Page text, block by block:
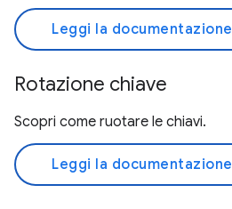
Leggi la documentazione
Rotazione chiave
Scopri come ruotare le chiavi.
Leggi la documentazione